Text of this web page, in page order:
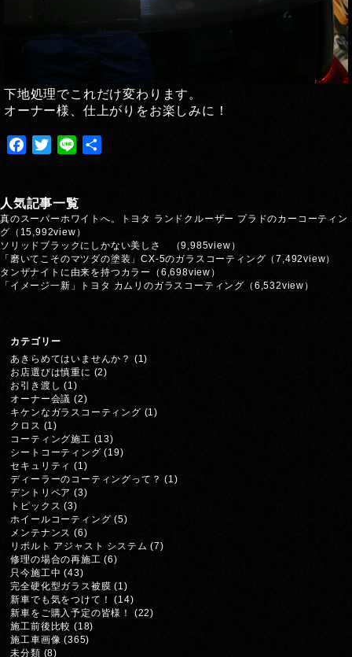
下地処理でこれだけ変わります。
オーナー様、仕上がりをお楽しみに！
Facebook
Twitter
Line
人気記事一覧
真のスーパーホワイトへ。トヨタ ランドクルーザー プラドのカーコーティン
グ （15,992view）
ソリッドブラックにしかない美しさ
（9,985view）
「磨いてこそのマツダの塗装」CX-5のガラスコーティング （7,492view）
タンザナイトに由来を持つカラー
（6,698view）
「イメージ一新」トヨタ カムリのガラスコーティング （6,532view）
カテゴリー
あきらめてはいませんか？ (1)
お店選びは慎重に (2)
お引き渡し (1)
オーナー会議 (2)
キケンなガラスコーティング (1)
クロス (1)
コーティング施工 (13)
シートコーティング (19)
セキュリティ (1)
ディーラーのコーティングって？ (1)
デントリペア (3)
トピックス (3)
ホイールコーティング (5)
メンテナンス (6)
リボルト アジャスト システム (7)
修理の場合の再施工 (6)
只今施工中 (43)
完全硬化型ガラス被膜 (1)
新車でも気をつけて！
(14)
新車をご購入予定の皆様！
(22)
施工前後比較 (18)
施工車画像 (365)
未分類 (8)